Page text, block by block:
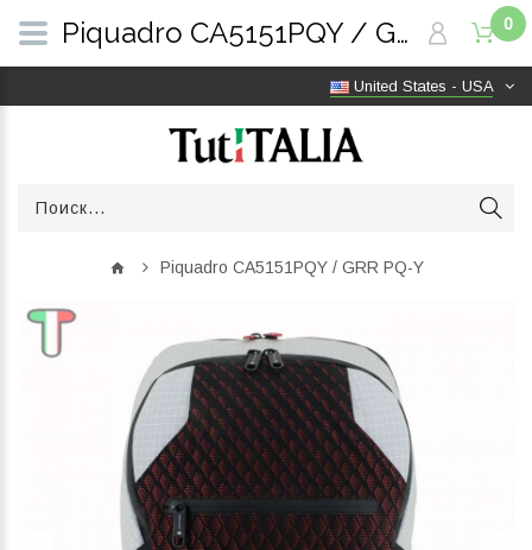
United States - USA
0
Piquadro CA5151PQY / GRR PQ-Y
Piquadro CA5151PQY / GRR PQ-Y | TutITALIA